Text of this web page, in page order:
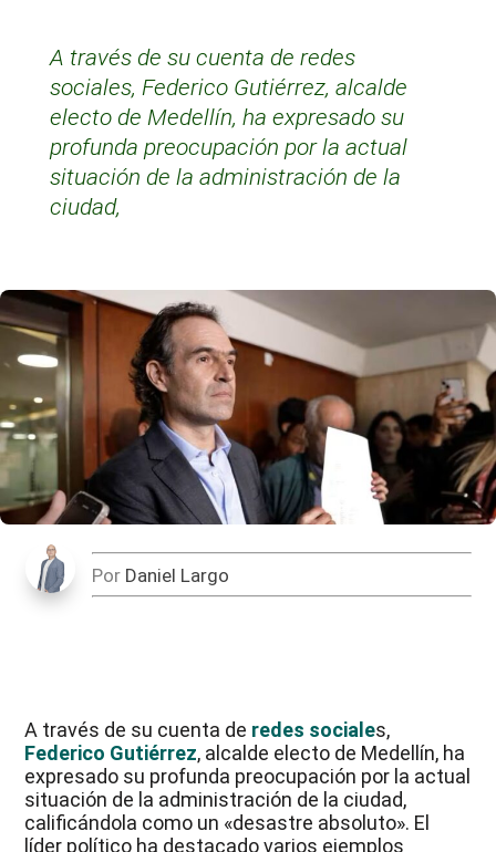
A través de su cuenta de redes
sociales, Federico Gutiérrez, alcalde
electo de Medellín, ha expresado su
profunda preocupación por la actual
situación de la administración de la
ciudad,
Por Daniel Largo
A través de su cuenta de redes sociales,
Federico Gutiérrez, alcalde electo de Medellín, ha
expresado su profunda preocupación por la actual
situación de la administración de la ciudad,
calificándola como un «desastre absoluto». El
líder político ha destacado varios ejemplos